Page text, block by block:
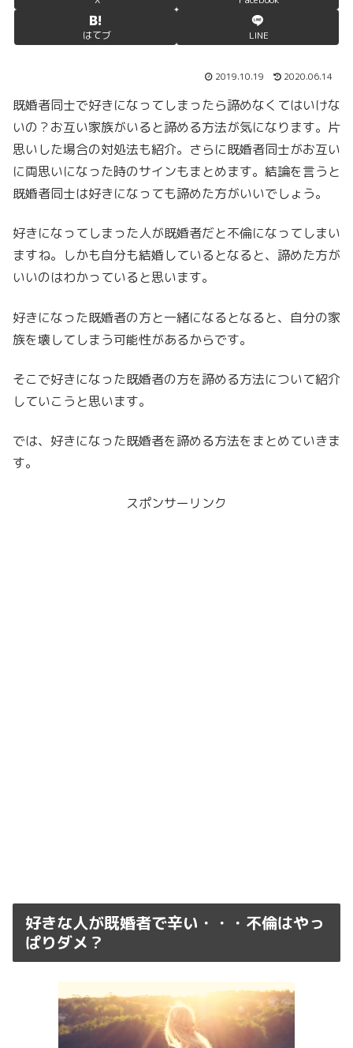
はてブ LINE
2019.10.19 2020.06.14
既婚者同士で好きになってしまったら諦めなくてはいけな
いの？お互い家族がいると諦める方法が気になります。片
思いした場合の対処法も紹介。さらに既婚者同士がお互い
に両思いになった時のサインもまとめます。結論を言うと
既婚者同士は好きになっても諦めた方がいいでしょう。
好きになってしまった人が既婚者だと不倫になってしまい
ますね。しかも自分も結婚しているとなると、諦めた方が
いいのはわかっていると思います。
好きになった既婚者の方と一緒になるとなると、自分の家
族を壊してしまう可能性があるからです。
そこで好きになった既婚者の方を諦める方法について紹介
していこうと思います。
では、好きになった既婚者を諦める方法をまとめていきま
す。
スポンサーリンク
好きな人が既婚者で辛い・・・不倫はやっ
ぱりダメ？